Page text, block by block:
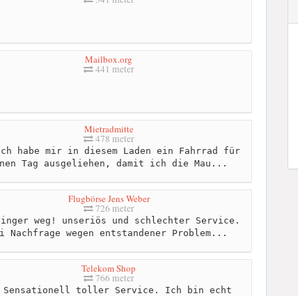
Mailbox.org
441 meter
Mietradmitte
478 meter
habe mir in diesem Laden ein Fahrrad für
Tag ausgeliehen, damit ich die Mau...
Flugbörse Jens Weber
726 meter
weg! unseriös und schlechter Service.
Nachfrage wegen entstandener Problem...
Telekom Shop
766 meter
Sensationell toller Service. Ich bin echt